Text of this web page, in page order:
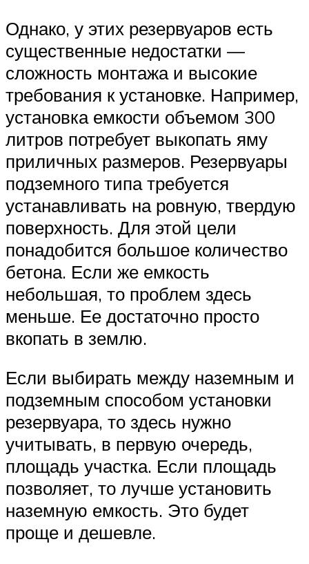
Однако, у этих резервуаров есть
существенные недостатки —
сложность монтажа и высокие
требования к установке. Например,
установка емкости объемом 300
литров потребует выкопать яму
приличных размеров. Резервуары
подземного типа требуется
устанавливать на ровную, твердую
поверхность. Для этой цели
понадобится большое количество
бетона. Если же емкость
небольшая, то проблем здесь
меньше. Ее достаточно просто
вкопать в землю.
Если выбирать между наземным и
подземным способом установки
резервуара, то здесь нужно
учитывать, в первую очередь,
площадь участка. Если площадь
позволяет, то лучше установить
наземную емкость. Это будет
проще и дешевле.